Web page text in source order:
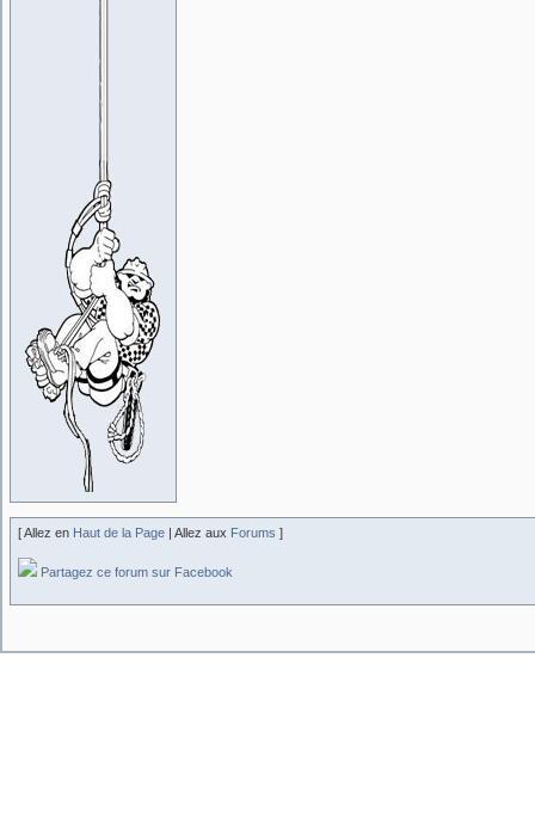
[ Allez en Haut de la Page | Allez aux Forums ]
Partagez ce forum sur Facebook